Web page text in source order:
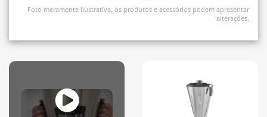
Foto meramente ilustrativa, os produtos e acessórios podem apresentar
alterações.